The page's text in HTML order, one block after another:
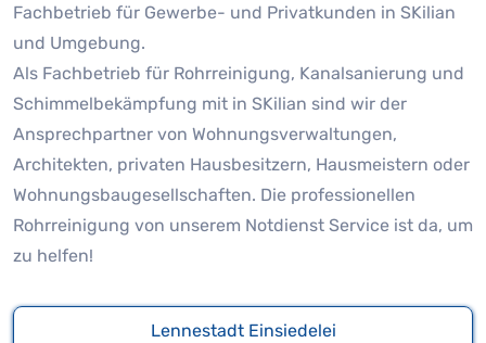
Fachbetrieb für Gewerbe- und Privatkunden in SKilian
und Umgebung.
Als Fachbetrieb für Rohrreinigung, Kanalsanierung und
Schimmelbekämpfung mit in SKilian sind wir der
Ansprechpartner von Wohnungsverwaltungen,
Architekten, privaten Hausbesitzern, Hausmeistern oder
Wohnungsbaugesellschaften. Die professionellen
Rohrreinigung von unserem Notdienst Service ist da, um
zu helfen!
Lennestadt Einsiedelei